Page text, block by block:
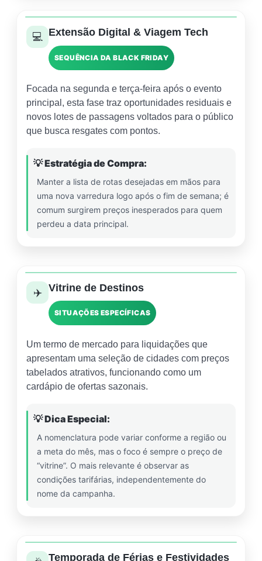
💻 Extensão Digital & Viagem Tech
SEQUÊNCIA DA BLACK FRIDAY
Focada na segunda e terça-feira após o evento
principal, esta fase traz oportunidades residuais e
novos lotes de passagens voltados para o público
que busca resgates com pontos.
💡 Estratégia de Compra:
Manter a lista de rotas desejadas em mãos para
uma nova varredura logo após o fim de semana; é
comum surgirem preços inesperados para quem
perdeu a data principal.
✈️ Vitrine de Destinos
SITUAÇÕES ESPECÍFICAS
Um termo de mercado para liquidações que
apresentam uma seleção de cidades com preços
tabelados atrativos, funcionando como um
cardápio de ofertas sazonais.
💡 Dica Especial:
A nomenclatura pode variar conforme a região ou
a meta do mês, mas o foco é sempre o preço de
“vitrine”. O mais relevante é observar as
condições tarifárias, independentemente do
nome da campanha.
Temporada de Férias e Festividades